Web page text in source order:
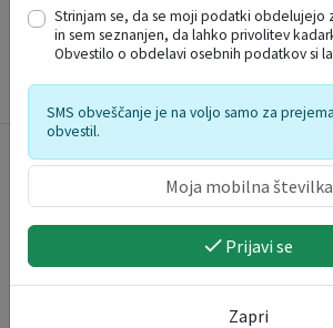
Županja Občine Domžale se je v soboto,
19. uri udeležila slavnostnega prevzema
vozila GVM-1, ki ga je prevzelo
društvo Pšata Dragomelj. Občina...
Strinjam se, da se moji podatki obdelujejo
in sem seznanjen, da lahko privolitev
Obvestilo o obdelavi osebnih podatkov si
SMS obveščanje je na voljo samo za
obvestil.
Prijavi se
Zapri